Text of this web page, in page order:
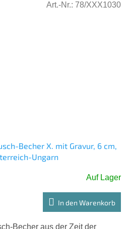
Becher X. mit Gravur, 6 cm,
Ungarn
Auf Lager
In den Warenkorb
Becher aus der Zeit der
Art.-Nr.: 78/XXX1030